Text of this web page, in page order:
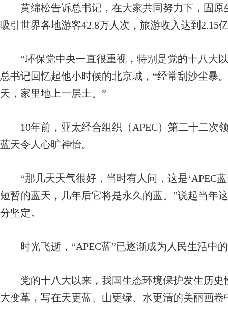
黄绵松告诉总书记，在大家共同努力下，固原
吸引世界各地游客42.8万人次，旅游收入达到2.15
“环保党中央一直很重视，特别是党的十八大以
总书记回忆起他小时候的北京城，“经常刮沙尘暴
天，家里地上一层土。”
10年前，亚太经合组织（APEC）第二十二次
蓝天令人心旷神怡。
“那几天天气很好，当时有人问，这是‘APEC蓝
短暂的蓝天，几年后它将是永久的蓝。”说起当年
分坚定。
时光飞逝，“APEC蓝”已逐渐成为人民生活中
党的十八大以来，我国生态环境保护发生历史
大变革，写在天更蓝、山更绿、水更清的美丽画卷